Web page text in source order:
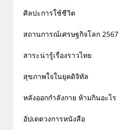
ศิลปะการใช้ชีวิต
สถานการณ์เศรษฐกิจโลก 2567
สาระน่ารู้เรื่องราวไทย
สุขภาพใจในยุคดิจิทัล
หลังออกกําลังกาย ห้ามกินอะไร
อัปเดตวงการหนังสือ